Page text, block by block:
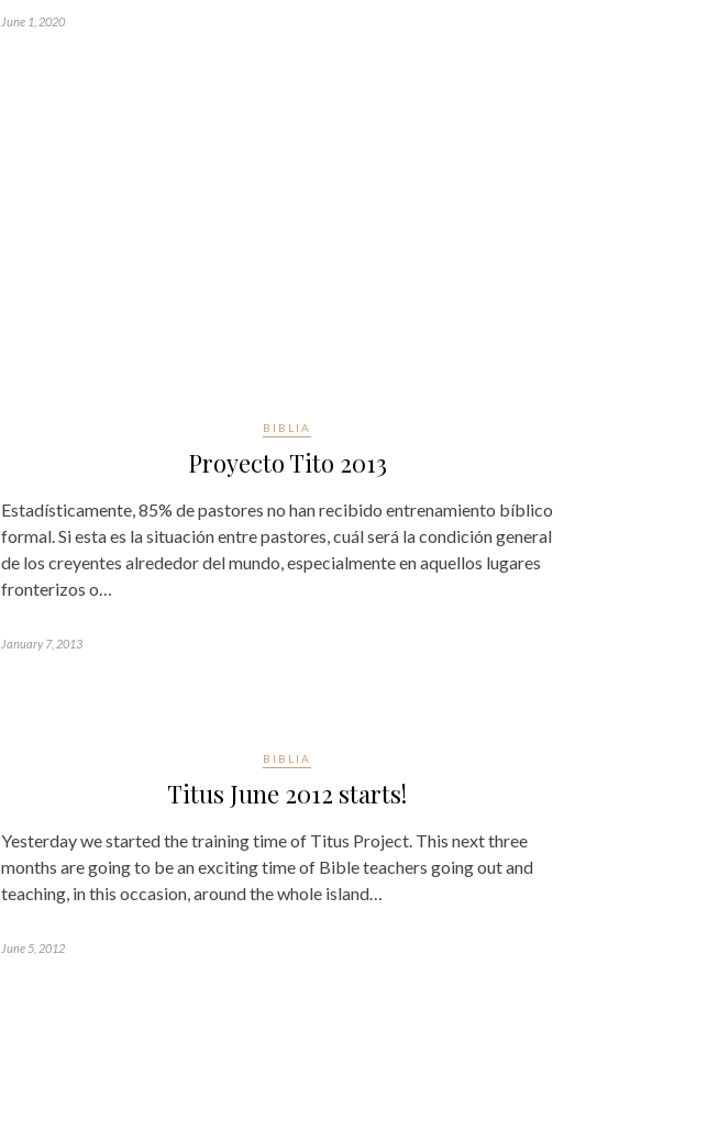
June 1, 2020
BIBLIA
Proyecto Tito 2013
Estadísticamente, 85% de pastores no han recibido entrenamiento bíblico
formal. Si esta es la situación entre pastores, cuál será la condición general
de los creyentes alrededor del mundo, especialmente en aquellos lugares
fronterizos o…
January 7, 2013
BIBLIA
Titus June 2012 starts!
Yesterday we started the training time of Titus Project. This next three
months are going to be an exciting time of Bible teachers going out and
teaching, in this occasion, around the whole island…
June 5, 2012